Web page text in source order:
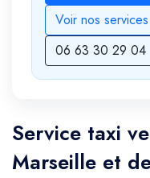
Voir nos services
06 63 30 29 04
Service taxi
Marseille et